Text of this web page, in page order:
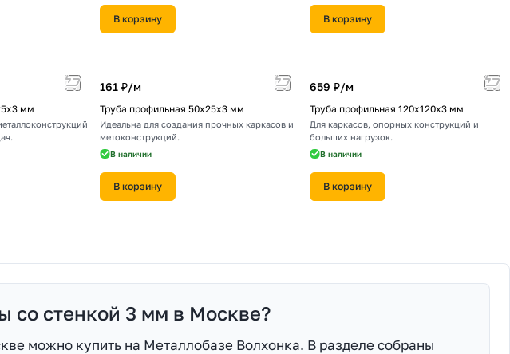
В корзину В корзину
мм
161 ₽/м
Труба профильная 50х25х3 мм
Идеальна для создания прочных каркасов и
метоконструкций.
В наличии
В корзину
659 ₽/м
Труба профильная 120х120х3 мм
Для каркасов, опорных конструкций и
больших нагрузок.
В наличии
В корзину
со стенкой 3 мм в Москве?
можно купить на Металлобазе Волхонка. В разделе собраны